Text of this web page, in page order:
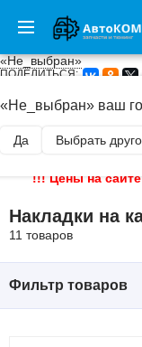
«Не_выбран»
«Не_выбран» ваш
Да Выбрать
ПОДЕЛИТЬСЯ:
ГЛАВНАЯ / ВНЕШНИЙ
!!! Цены на
Накладки на
11 товаров
Фильтр товаров